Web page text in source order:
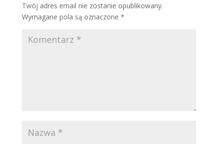
Twój adres email nie zostanie opublikowany.
Wymagane pola są oznaczone *